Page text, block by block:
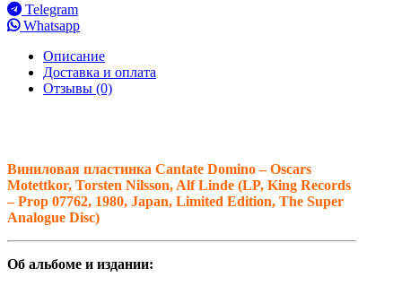
Telegram
Whatsapp
Описание
Доставка и оплата
Отзывы (0)
Виниловая пластинка Cantate Domino – Oscars
Motettkor, Torsten Nilsson, Alf Linde (LP, King Records
– Prop 07762, 1980, Japan, Limited Edition, The Super
Analogue Disc)
Об альбоме и издании: